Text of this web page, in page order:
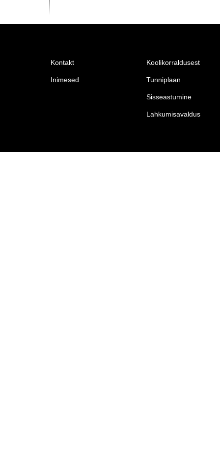
Kontakt
Inimesed
Koolikorraldusest
Tunniplaan
Sisseastumine
Lahkumisavaldus